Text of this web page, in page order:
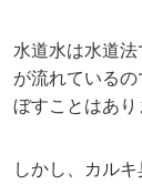
水道水は水道
が流れている
ぼすことはあり
しかし、カル